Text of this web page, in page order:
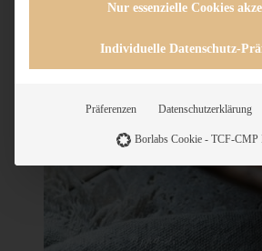
Nur essenzielle Cookies
Individuelle Datenschutz-
Präferenzen Datenschutzerklärung
Borlabs Cookie - TCF-CMP